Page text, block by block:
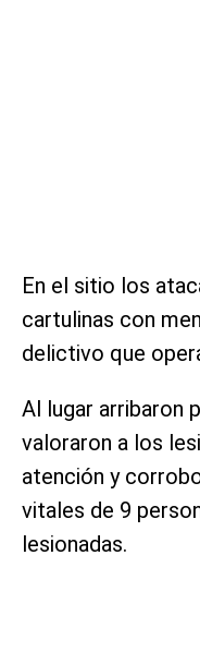
En el sitio los
cartulinas con
delictivo que
Al lugar arribaron
valoraron a los
atención y
vitales de 9
lesionadas.